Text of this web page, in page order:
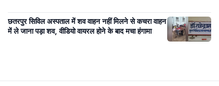
छतरपुर सिविल अस्पताल में शव वाहन नहीं मिलने से कचरा वाहन
में ले जाना पड़ा शव, वीडियो वायरल होने के बाद मचा हंगामा